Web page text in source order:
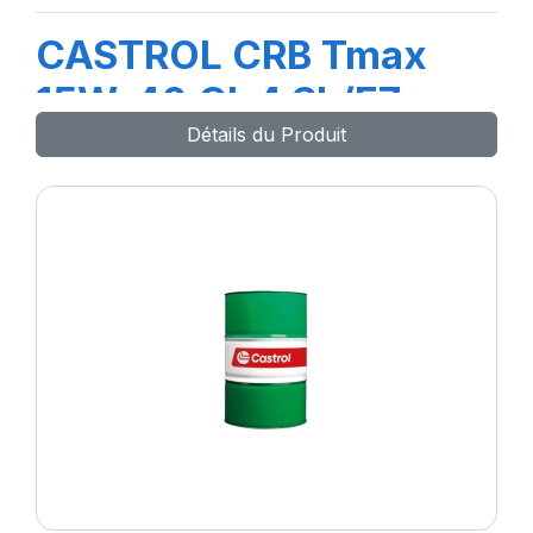
CASTROL CRB Tmax
15W-40 CI-4 SL/E7
208L (TR)Détails du Produit